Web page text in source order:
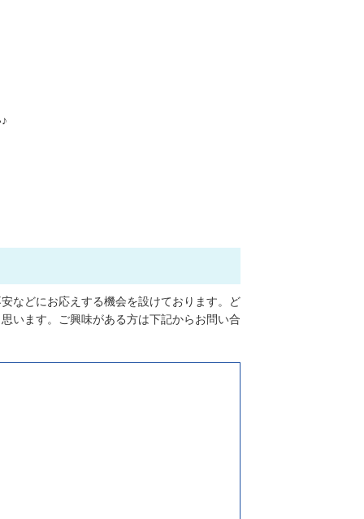
などにお応えする機会を設けております。ど
います。ご興味がある方は下記からお問い合